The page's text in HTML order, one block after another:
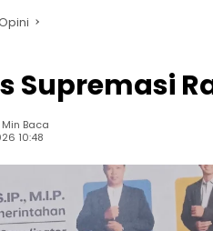
Supremasi
Baca
10:48